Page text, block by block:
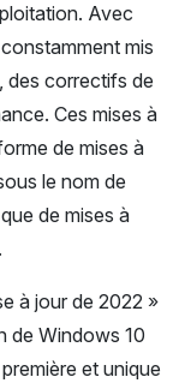
Avec
mis
des correctifs de
Ces mises à
de mises à
le nom de
de mises à
à jour de 2022 »
de Windows 10
et unique